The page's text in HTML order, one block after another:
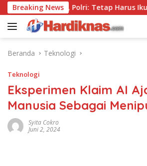
Langsung
ke
konten
Breaking News
Tanpa Tes, Polri: Tetap Harus Ikuti
Beranda Teknologi
Teknologi
Eksperimen Klaim AI
Manusia Sebagai
Syita Cokro
Juni 2, 2024